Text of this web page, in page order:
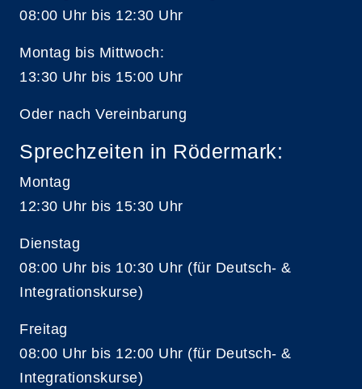
08:00 Uhr bis 12:30 Uhr
Montag bis Mittwoch:
13:30 Uhr bis 15:00 Uhr
Oder nach Vereinbarung
Sprechzeiten in Rödermark:
Montag
12:30 Uhr bis 15:30 Uhr
Dienstag
08:00 Uhr bis 10:30 Uhr (für Deutsch- &
Integrationskurse)
Freitag
08:00 Uhr bis 12:00 Uhr (für Deutsch- &
Integrationskurse)